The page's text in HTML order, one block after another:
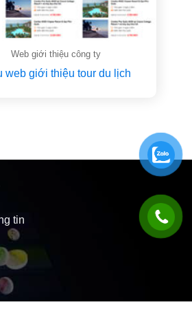
Web giới thiệu công ty
web giới thiệu tour du lịch
tin